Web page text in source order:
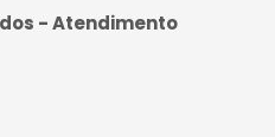
- Atendimento